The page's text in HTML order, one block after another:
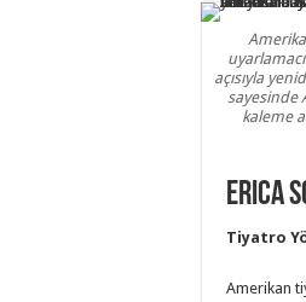
açısıyla
sayesinde
kaleme
Erica
Tiyatro
Amerikan